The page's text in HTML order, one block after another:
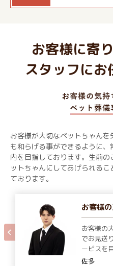
お客様に寄
スタッフにお
お客様が大切なペットちゃん
も和らげる事ができるように
内を目指しております。生前
ットちゃんにしてあげられる
ております。
お客様
お客様の
でお見送
ービスを
佐多